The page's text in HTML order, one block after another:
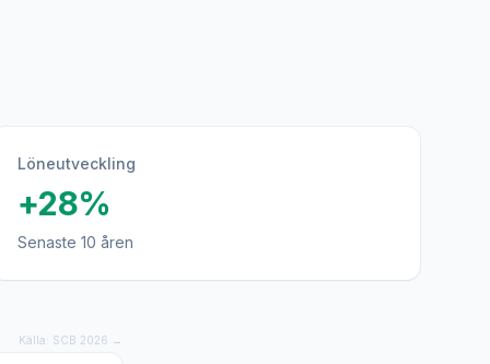
Löneutveckling
+28%
Senaste 10 åren
Källa: SCB 2026 →